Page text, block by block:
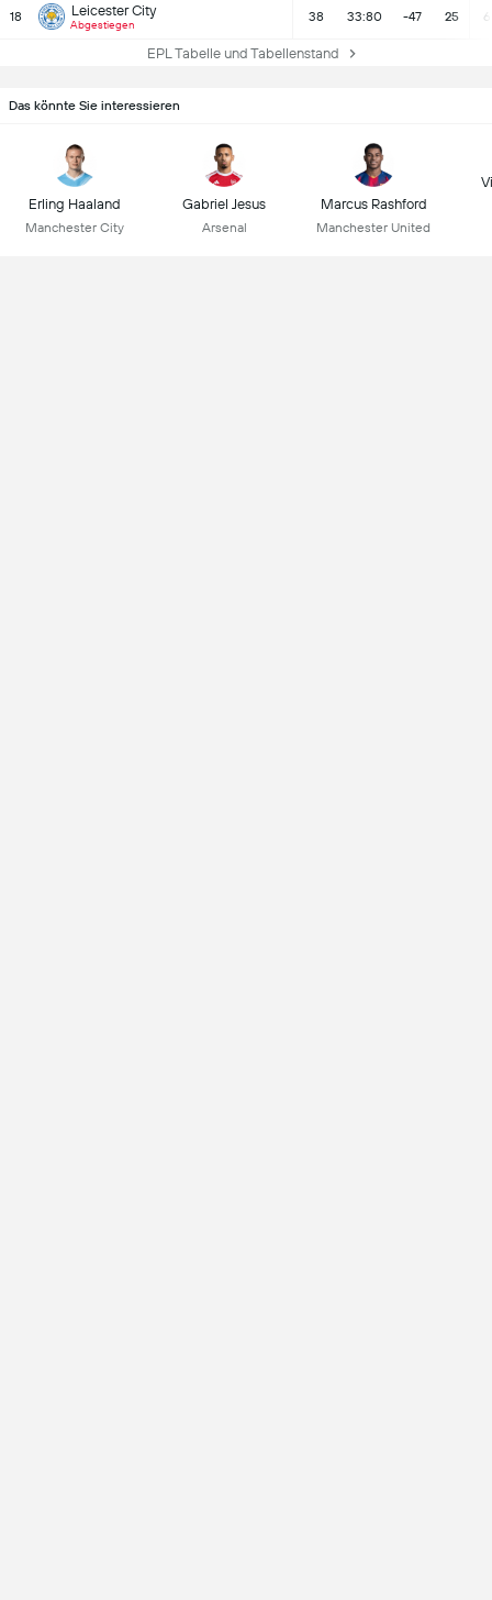
18 Leicester City
Abgestiegen
38 33:80 -47 25 6
EPL Tabelle und Tabellenstand
Das könnte Sie interessieren
Erling Haaland
Manchester City
Gabriel Jesus
Arsenal
Marcus Rashford
Manchester United